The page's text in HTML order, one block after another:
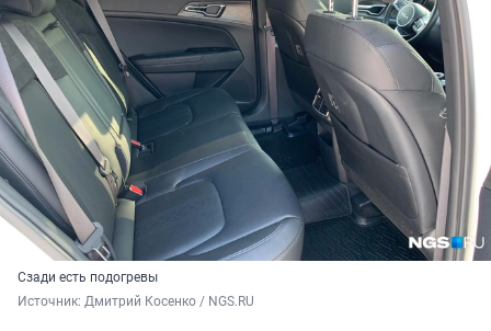
Сзади есть подогревы
Источник: Дмитрий Косенко / NGS.RU